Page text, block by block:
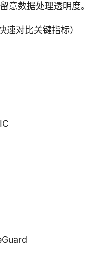
意数据处理透明度。
速对比关键指标）